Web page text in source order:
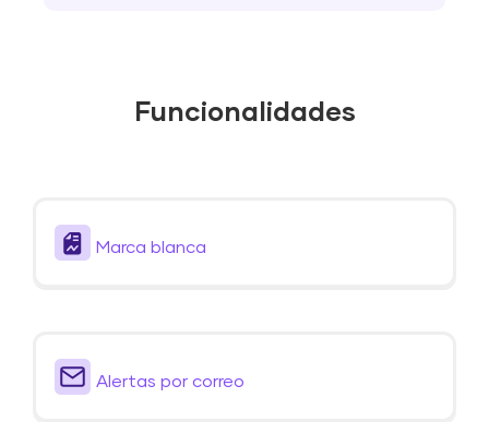
Funcionalidades
Marca blanca
Alertas por correo